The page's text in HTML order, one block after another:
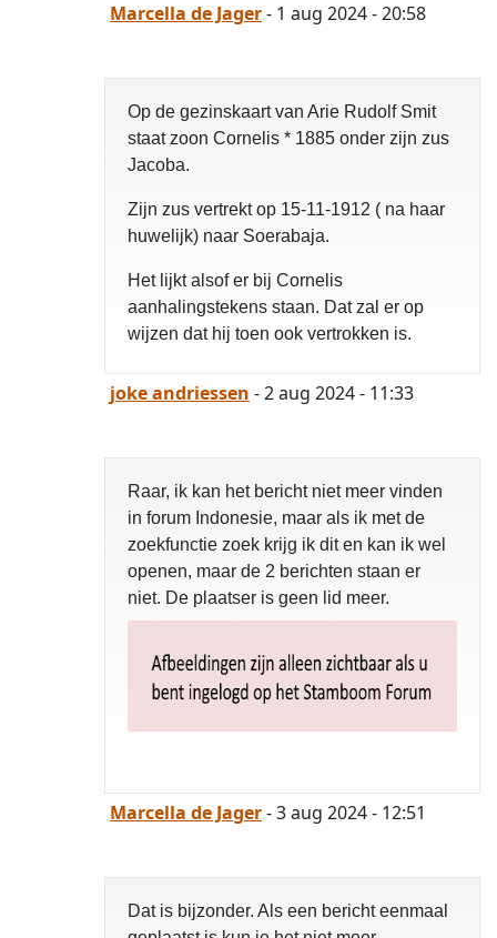
Marcella de Jager- 1 aug 2024 - 20:58
Op de gezinskaart van Arie Rudolf Smit
staat zoon Cornelis * 1885 onder zijn zus
Jacoba.
Zijn zus vertrekt op 15-11-1912 ( na haar
huwelijk) naar Soerabaja.
Het lijkt alsof er bij Cornelis
aanhalingstekens staan. Dat zal er op
wijzen dat hij toen ook vertrokken is.
joke andriessen - 2 aug 2024 - 11:33
Raar, ik kan het bericht niet meer vinden
in forum Indonesie, maar als ik met de
zoekfunctie zoek krijg ik dit en kan ik wel
openen, maar de 2 berichten staan er
niet. De plaatser is geen lid meer.
Marcella de Jager- 3 aug 2024 - 12:51
Dat is bijzonder. Als een bericht eenmaal